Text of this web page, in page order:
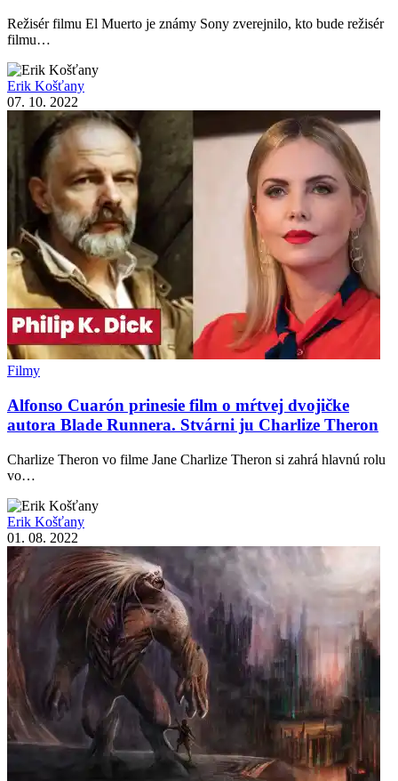
Režisér filmu El Muerto je známy Sony zverejnilo, kto bude režisér
filmu…
Erik Košťany
07. 10. 2022
Filmy
Alfonso Cuarón prinesie film o mŕtvej dvojičke
autora Blade Runnera. Stvárni ju Charlize Theron
Charlize Theron vo filme Jane Charlize Theron si zahrá hlavnú rolu
vo…
Erik Košťany
01. 08. 2022